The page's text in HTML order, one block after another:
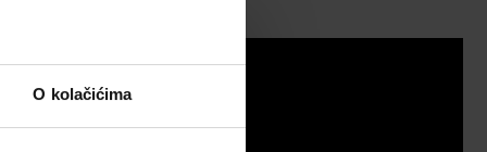
O kolačićima